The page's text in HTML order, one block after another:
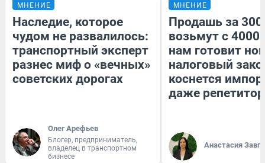
МНЕНИЕ
Наследие, которое
чудом не развалилось:
транспортный эксперт
разнес миф о «вечных»
советских дорогах
Олег Арефьев
Блогер, предприниматель,
владелец в транспортном
бизнесе
МНЕНИЕ
Продашь за
возьмут с
нам готовит
налоговый
коснется
даже
Анастасия